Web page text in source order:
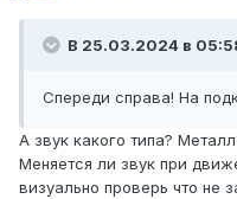
В 25.03.2024 в
Спереди справа! На
А звук какого типа?
Меняется ли звук при
визуально проверь что не